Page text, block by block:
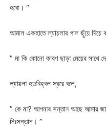
হবো। ”
আমাল একহাতে ল্যায়লার গাল ছুঁয়ে দিয়ে
” মা কি কোনো কারণ ছাড়া মেয়ের সাথে
ল্যায়লা হতবিহ্বল স্বরে বলে,
” কে মা? আপনার সন্তান আছে আমার
নিঃসন্তান। ”